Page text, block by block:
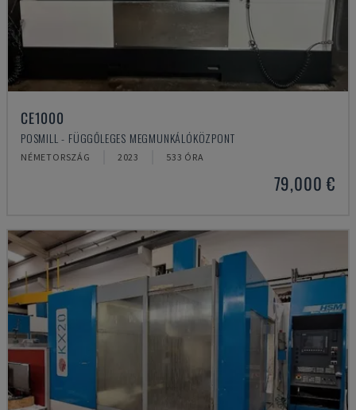
CE1000
POSMILL - FÜGGŐLEGES MEGMUNKÁLÓKÖZPONT
NÉMETORSZÁG 2023 533 ÓRA
79,000 €